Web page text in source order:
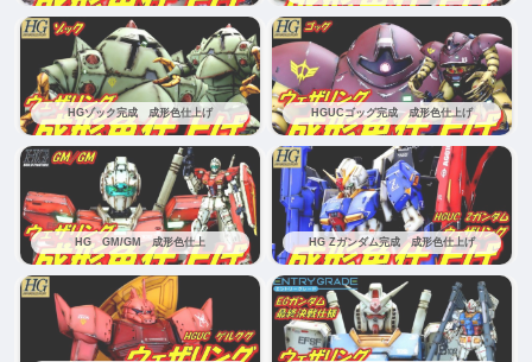
HGゾック完成 成形色仕上げ HGUCゴッグ完成 成形色仕上げ
HG GM/GM 成形色仕上 HG Zガンダム完成 成形色仕上げ